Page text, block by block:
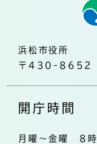
浜松市役所
〒430-8652
開庁時間
月曜～金曜 8